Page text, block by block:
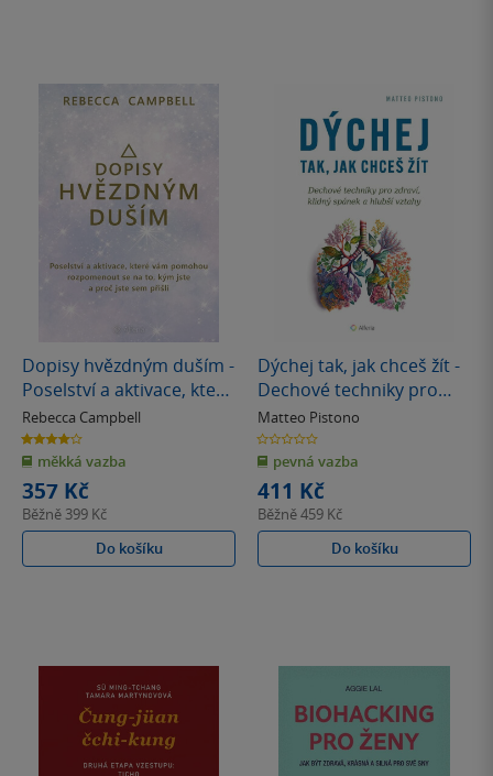
Dopisy hvězdným duším -
Poselství a aktivace, které
vám pomohou
rozpomenout se na to,
kým jste a proč jste sem
přišli
Rebecca Campbell
4.0
z
5
hvězdiček
měkká vazba
357 Kč
Běžně 399 Kč
Do košíku
Dýchej tak, jak chceš žít -
Dechové techniky pro
zdraví, klidný spánek a
hlubší vztahy
Matteo Pistono
0.0
z
5
hvězdiček
pevná vazba
411 Kč
Běžně459 Kč
Do košíku